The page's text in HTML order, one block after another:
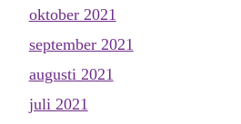
oktober 2021
september 2021
augusti 2021
juli 2021